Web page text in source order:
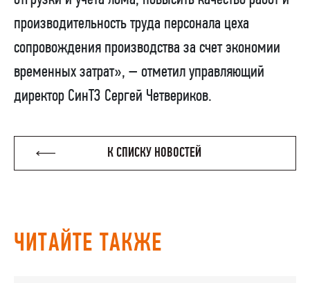
производительность труда персонала цеха
сопровождения производства за счет экономии
временных затрат», – отметил управляющий
директор СинТЗ Сергей Четвериков.
К СПИСКУ НОВОСТЕЙ
ЧИТАЙТЕ ТАКЖЕ